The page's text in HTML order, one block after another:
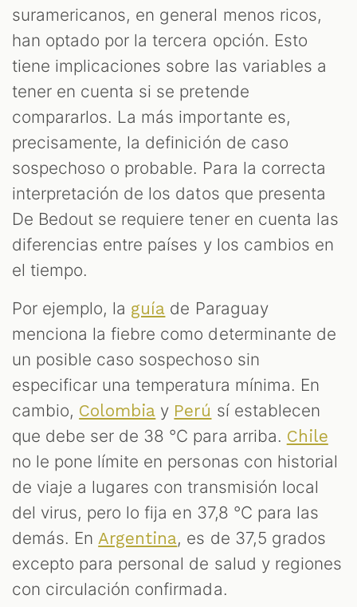
suramericanos, en general menos ricos,
han optado por la tercera opción. Esto
tiene implicaciones sobre las variables a
tener en cuenta si se pretende
compararlos. La más importante es,
precisamente, la definición de caso
sospechoso o probable. Para la correcta
interpretación de los datos que presenta
De Bedout se requiere tener en cuenta las
diferencias entre países y los cambios en
el tiempo.
Por ejemplo, la guía de Paraguay
menciona la fiebre como determinante de
un posible caso sospechoso sin
especificar una temperatura mínima. En
cambio, Colombia y Perú sí establecen
que debe ser de 38 °C para arriba. Chile
no le pone límite en personas con historial
de viaje a lugares con transmisión local
del virus, pero lo fija en 37,8 °C para las
demás. En Argentina, es de 37,5 grados
excepto para personal de salud y regiones
con circulación confirmada.